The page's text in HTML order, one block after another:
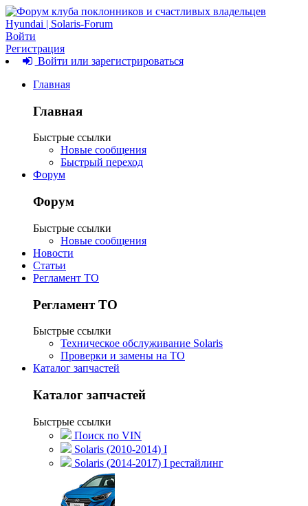
Войти
Регистрация
Войти или зарегистрироваться
Главная
Главная
Быстрые ссылки
Новые сообщения
Быстрый переход
Форум
Форум
Быстрые ссылки
Новые сообщения
Новости
Статьи
Регламент ТО
Регламент ТО
Быстрые ссылки
Техническое обслуживание Solaris
Проверки и замены на ТО
Каталог запчастей
Каталог запчастей
Быстрые ссылки
Поиск по VIN
Solaris (2010-2014) I
Solaris (2014-2017) I рестайлинг